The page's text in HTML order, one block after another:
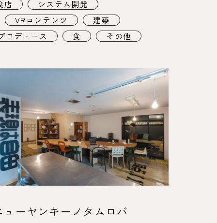
店
システム開発
VRコンテンツ
建築
ロデュース 食 その他
ューヤンキーノタムロバ